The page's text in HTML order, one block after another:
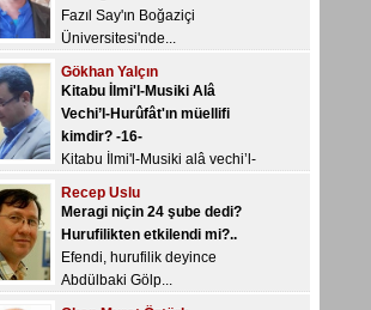
Kitabu İlmi'l-Musiki Alâ
Vechi’l-Hurûfât'ın müellifi
kimdir? -16-
Kitabu İlmi'l-Musiki alâ vechi’l-
Hur&u...
Recep Uslu
Meragi niçin 24 şube dedi?
Hurufilikten etkilendi mi?..
Efendi, hurufilik deyince
Abdülbaki Gölp...
Okan Murat Öztürk
Yeni YÖK’ün ve değerli
başkanı Sn. Saraç’ın övgüye
değer kararı: Müzik